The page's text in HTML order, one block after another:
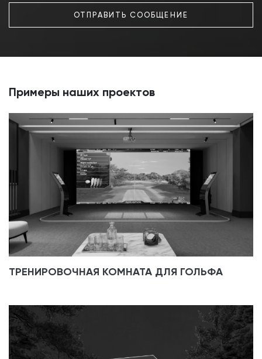
ОТПРАВИТЬ СООБЩЕНИЕ
Примеры наших проектов
ТРЕНИРОВОЧНАЯ КОМНАТА ДЛЯ ГОЛЬФА